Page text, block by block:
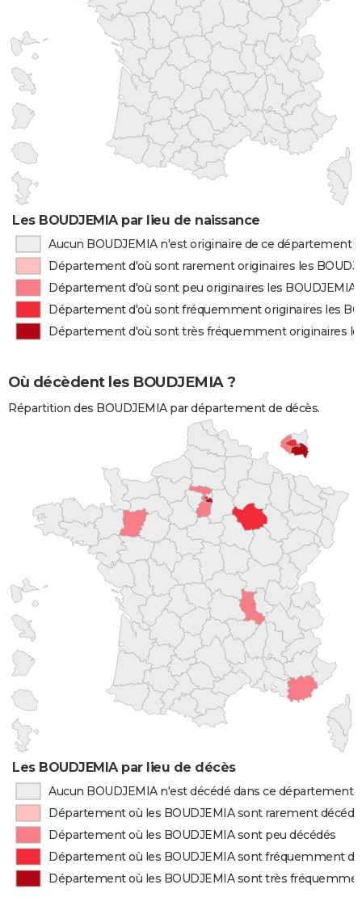
Les BOUDJEMIA par lieu de naissance
Aucun BOUDJEMIA n'est originaire de ce département
Département d'où sont rarement originaires les
Département d'où sont peu originaires les BOUDJEMIA
Département d'où sont fréquemment originaires les
Département d'où sont très fréquemment originaires
Où décèdent les BOUDJEMIA ?
Répartition des BOUDJEMIA par département de décès.
Les BOUDJEMIA par lieu de décès
Aucun BOUDJEMIA n'est décédé dans ce département
Département où les BOUDJEMIA sont rarement
Département où les BOUDJEMIA sont peu décédés
Département où les BOUDJEMIA sont fréquemment
Département où les BOUDJEMIA sont très